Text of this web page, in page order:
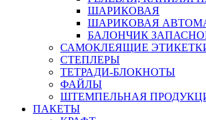
ШАРИКОВАЯ
ШАРИКОВАЯ
БАЛОНЧИК
САМОКЛЕЯЩИЕ
СТЕПЛЕРЫ
ТЕТРАДИ-БЛОКНОТЫ
ФАЙЛЫ
ШТЕМПЕЛЬНАЯ
ПАКЕТЫ